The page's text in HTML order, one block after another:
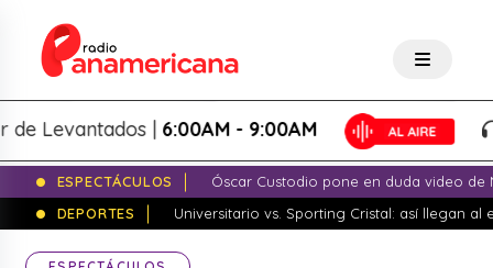
|6:00AM - 9:00AM
ESPECTÁCULOS
Óscar Custodio pone en duda video de
DEPORTES
Universitario vs. Sporting Cristal: así llegan al